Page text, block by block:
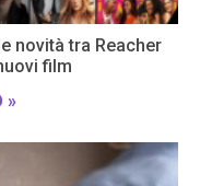
novità tra Reacher
film
»